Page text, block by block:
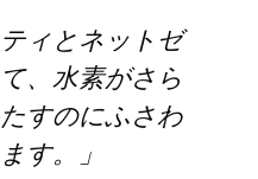
ィとネットゼ
、水素がさら
すのにふさわ
す。」